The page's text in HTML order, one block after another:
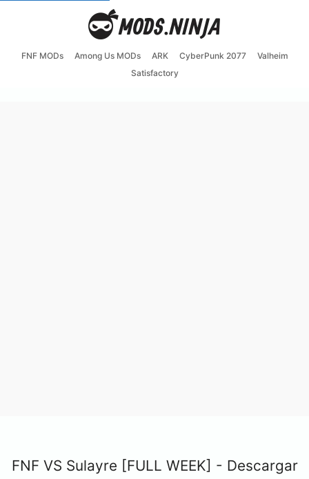
FNF MODs Among Us MODs ARK CyberPunk 2077
Valheim
Satisfactory
FNF VS Sulayre [FULL WEEK] - Descargar